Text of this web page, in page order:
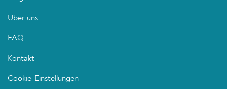
Über uns
FAQ
Kontakt
Cookie-Einstellungen